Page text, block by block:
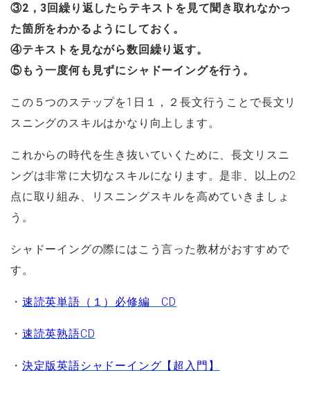
③2，3回繰り返したらテキストを見て聞き取れなかっ
た箇所をわかるようにしておく。
④テキストを見ながら数回繰り返す。
⑤もう一度何も見ずにシャドーイングを行う。
この５つのステップを1日１，２長文行うことで長文リ
スニングのスキルはかなり向上します。
これからの時代を生き抜いていくために、長文リスニ
ングは非常に大切なスキルになります。是非、以上の2
点に取り組み、リスニングスキルを高めていきましょ
う。
シャドーイングの際にはこう言った教材がおすすめで
す。
・ 速読英単語（１）必修編 CD
・ 速読英熟語CD
・ 決定版英語シャドーイング【超入門】